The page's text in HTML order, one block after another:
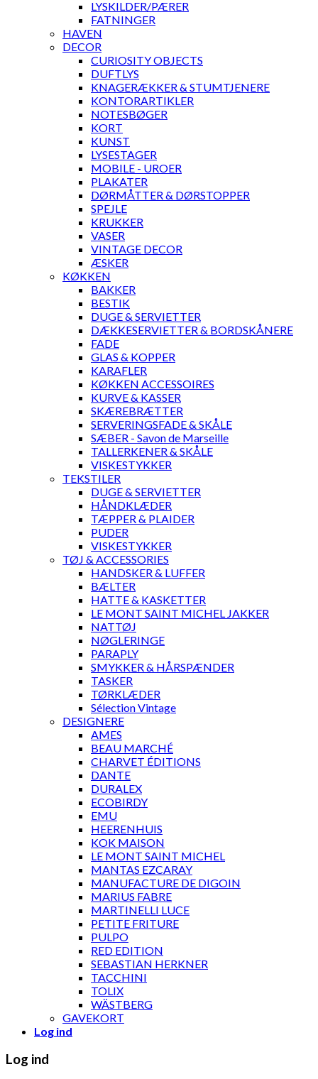
LYSKILDER/PÆRER
FATNINGER
HAVEN
DECOR
CURIOSITY OBJECTS
DUFTLYS
KNAGERÆKKER & STUMTJENERE
KONTORARTIKLER
NOTESBØGER
KORT
KUNST
LYSESTAGER
MOBILE - UROER
PLAKATER
DØRMÅTTER & DØRSTOPPER
SPEJLE
KRUKKER
VASER
VINTAGE DECOR
ÆSKER
KØKKEN
BAKKER
BESTIK
DUGE & SERVIETTER
DÆKKESERVIETTER & BORDSKÅNERE
FADE
GLAS & KOPPER
KARAFLER
KØKKEN ACCESSOIRES
KURVE & KASSER
SKÆREBRÆTTER
SERVERINGSFADE & SKÅLE
SÆBER - Savon de Marseille
TALLERKENER & SKÅLE
VISKESTYKKER
TEKSTILER
DUGE & SERVIETTER
HÅNDKLÆDER
TÆPPER & PLAIDER
PUDER
VISKESTYKKER
TØJ & ACCESSORIES
HANDSKER & LUFFER
BÆLTER
HATTE & KASKETTER
LE MONT SAINT MICHEL JAKKER
NATTØJ
NØGLERINGE
PARAPLY
SMYKKER & HÅRSPÆNDER
TASKER
TØRKLÆDER
Sélection Vintage
DESIGNERE
AMES
BEAU MARCHÉ
CHARVET ÉDITIONS
DANTE
DURALEX
ECOBIRDY
EMU
HEERENHUIS
KOK MAISON
LE MONT SAINT MICHEL
MANTAS EZCARAY
MANUFACTURE DE DIGOIN
MARIUS FABRE
MARTINELLI LUCE
PETITE FRITURE
PULPO
RED EDITION
SEBASTIAN HERKNER
TACCHINI
TOLIX
WÄSTBERG
GAVEKORT
Log ind
Log ind